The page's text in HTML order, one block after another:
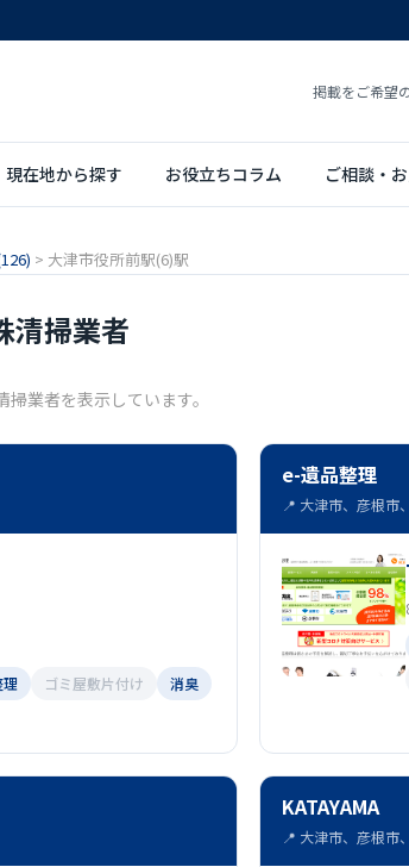
掲載をご希望
現在地から探す お役立ちコラム ご相談・
> 大津市役所前駅(6)駅
清掃業者
業者を表示しています。
ゴミ屋敷片付け
消臭
e-遺品整理
📍 大津市、彦根市
KATAYAMA
📍 大津市、彦根市